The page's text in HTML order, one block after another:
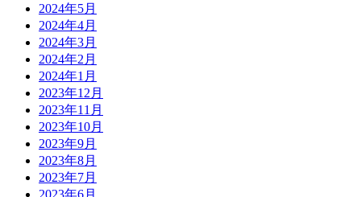
2024年5月
2024年4月
2024年3月
2024年2月
2024年1月
2023年12月
2023年11月
2023年10月
2023年9月
2023年8月
2023年7月
2023年6月